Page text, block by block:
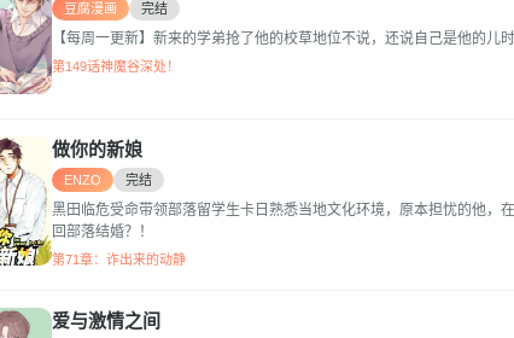
豆腐漫画 完结
【每周一更新】新来的学弟抢了他的校草地位不说，还说自己是他的
第149话神魔谷深处！
做你的新娘
ENZO 完结
黑田临危受命带领部落留学生卡日熟悉当地文化环境，原本担忧的他，
回部落结婚？！
第71章：诈出来的动静
爱与激情之间